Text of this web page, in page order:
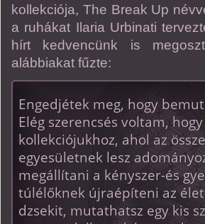
kollekciója, The Break Up
a ruhákat Ilaria Urbinati
hírt kedvencünk is
alábbiakat fűzte:
Engedjétek meg, hogy
Elég szerencsés voltam,
kollekciójukhoz, ahol az
egyesületnek lesz
megállítani a kényszer-és
túlélőknek újraépíteni az
dzsekit, mutathatsz egy kis